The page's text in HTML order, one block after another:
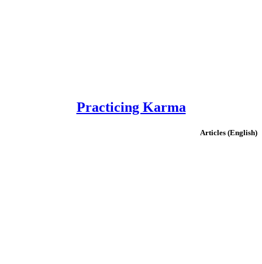
Practicing Karma
(English) Articles